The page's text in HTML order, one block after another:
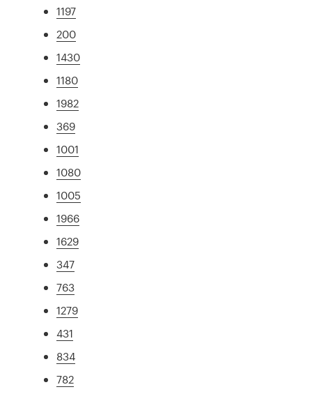
1197
200
1430
1180
1982
369
1001
1080
1005
1966
1629
347
763
1279
431
834
782